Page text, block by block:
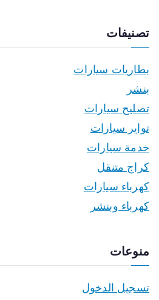
تصنيفات
بطاريات سيارات
بنشر
تصليح سيارات
تواير سيارات
خدمة سيارات
كراج متنقل
كهرباء سيارات
كهرباء وبنشر
منوعات
تسجيل الدخول